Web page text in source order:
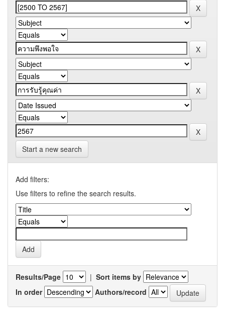
Start a new search
Add filters:
Use filters to refine the search results.
Results/Page | Sort items by
In order
Authors/record